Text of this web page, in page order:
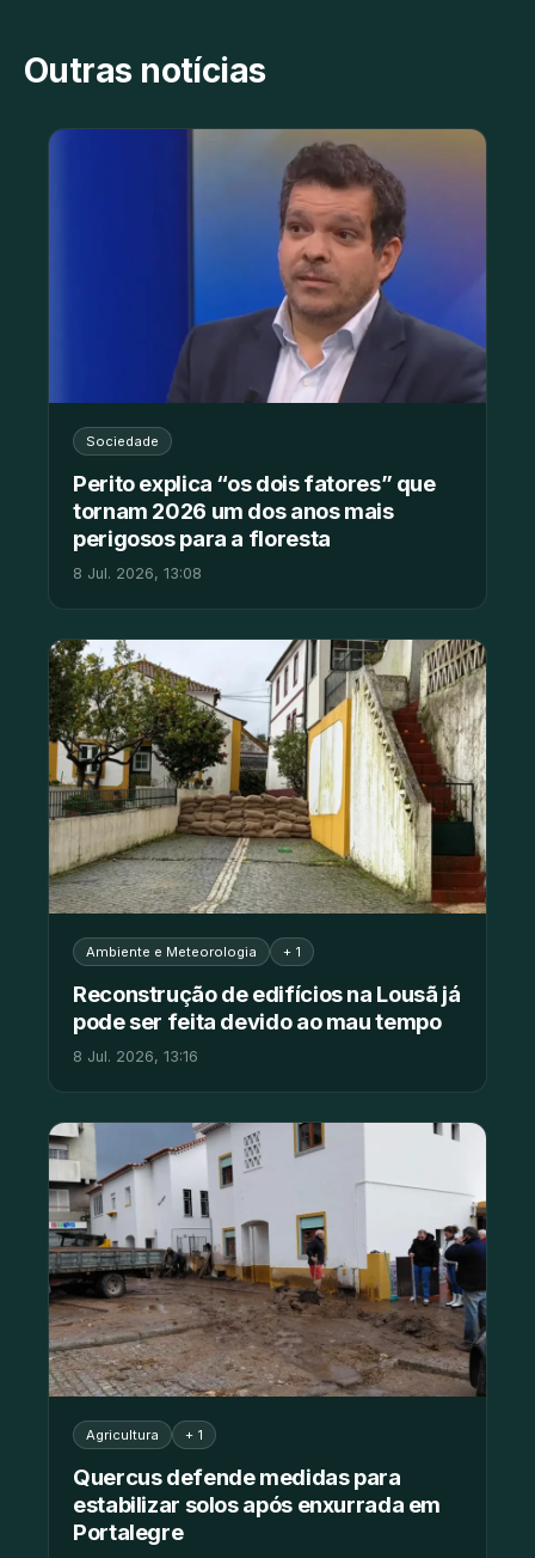
Outras notícias
Sociedade
Perito explica “os dois fatores” que
tornam 2026 um dos anos mais
perigosos para a floresta
8 Jul. 2026, 13:08
Ambiente e Meteorologia + 1
Reconstrução de edifícios na Lousã já
pode ser feita devido ao mau tempo
8 Jul. 2026, 13:16
Agricultura + 1
Quercus defende medidas para
estabilizar solos após enxurrada em
Portalegre